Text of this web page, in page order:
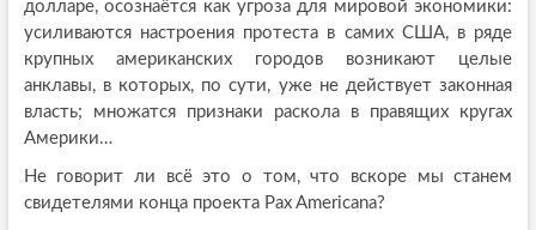
долларе, осознаётся как угроза для мировой экономики:
усиливаются настроения протеста в самих США, в ряде
крупных американских городов возникают целые
анклавы, в которых, по сути, уже не действует законная
власть; множатся признаки раскола в правящих кругах
Америки…
Не говорит ли всё это о том, что вскоре мы станем
свидетелями конца проекта Pax Americana?